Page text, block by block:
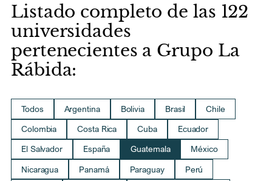
Listado completo de las 122
universidades
pertenecientes a Grupo La
Rábida:
Todos Argentina Bolivia Brasil
Chile
Colombia
Costa Rica Cuba
Ecuador
El Salvador
España Guatemala
México
Nicaragua
Panamá Paraguay
Perú